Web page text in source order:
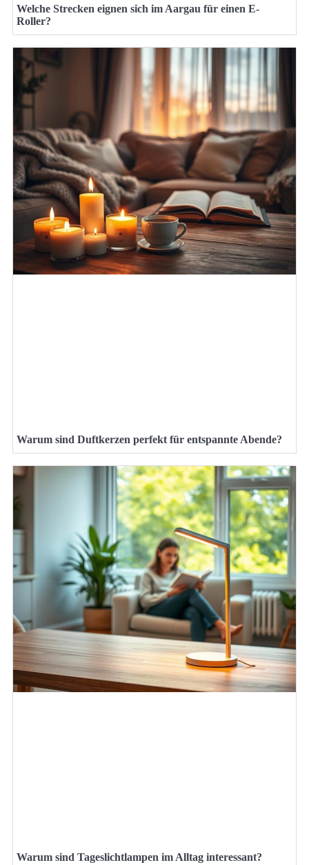
Welche Strecken eignen sich im Aargau für einen E-
Roller?
Warum sind Duftkerzen perfekt für entspannte Abende?
Warum sind Tageslichtlampen im Alltag interessant?